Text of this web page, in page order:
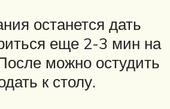
останется дать
еще 2-3 мин на
можно остудить
к столу.